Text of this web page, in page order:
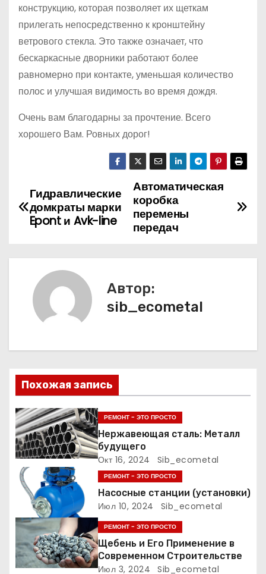
конструкцию, которая позволяет их щеткам
прилегать непосредственно к кронштейну
ветрового стекла. Это также означает, что
бескаркасные дворники работают более
равномерно при контакте, уменьшая количество
полос и улучшая видимость во время дождя.
Очень вам благодарны за прочтение. Всего
хорошего Вам. Ровных дорог!
Н
а
я
п
о
з
а
п
и
с
Автоматическая
коробка
перемены
передач
Гидравлические
домкраты марки
Epont и Avk-line
Автор:
sib_ecometal
Похожая запись
РЕМОНТ - ЭТО ПРОСТО
Нержавеющая сталь: Металл
будущего
Окт 16, 2024 Sib_ecometal
РЕМОНТ - ЭТО ПРОСТО
Насосные станции (установки)
Июл 10, 2024 Sib_ecometal
РЕМОНТ - ЭТО ПРОСТО
Щебень и Его Применение в
Современном Строительстве
Июл 3, 2024 Sib_ecometal